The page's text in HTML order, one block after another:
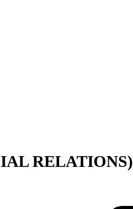
RELATIONS)